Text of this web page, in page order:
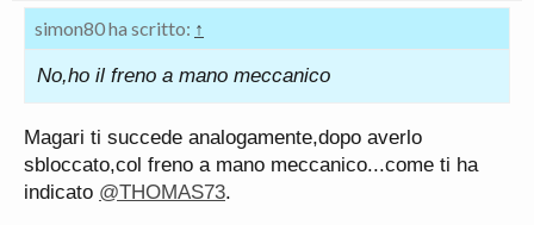
simon80 ha scritto: ↑
No,ho il freno a mano meccanico
Magari ti succede analogamente,dopo averlo
sbloccato,col freno a mano meccanico...come ti ha
indicato @THOMAS73.